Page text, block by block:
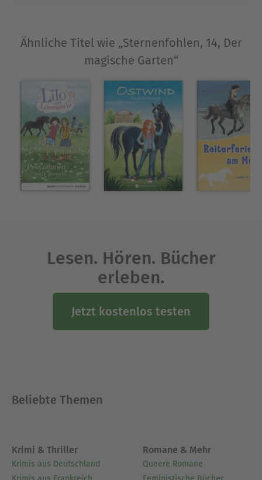
Ähnliche Titel wie „Sternenfohlen, 14, Der
magische Garten“
Lesen. Hören. Bücher
erleben.
Jetzt kostenlos testen
Beliebte Themen
Krimi & Thriller
Krimis aus Deutschland
Romane & Mehr
Queere Romane